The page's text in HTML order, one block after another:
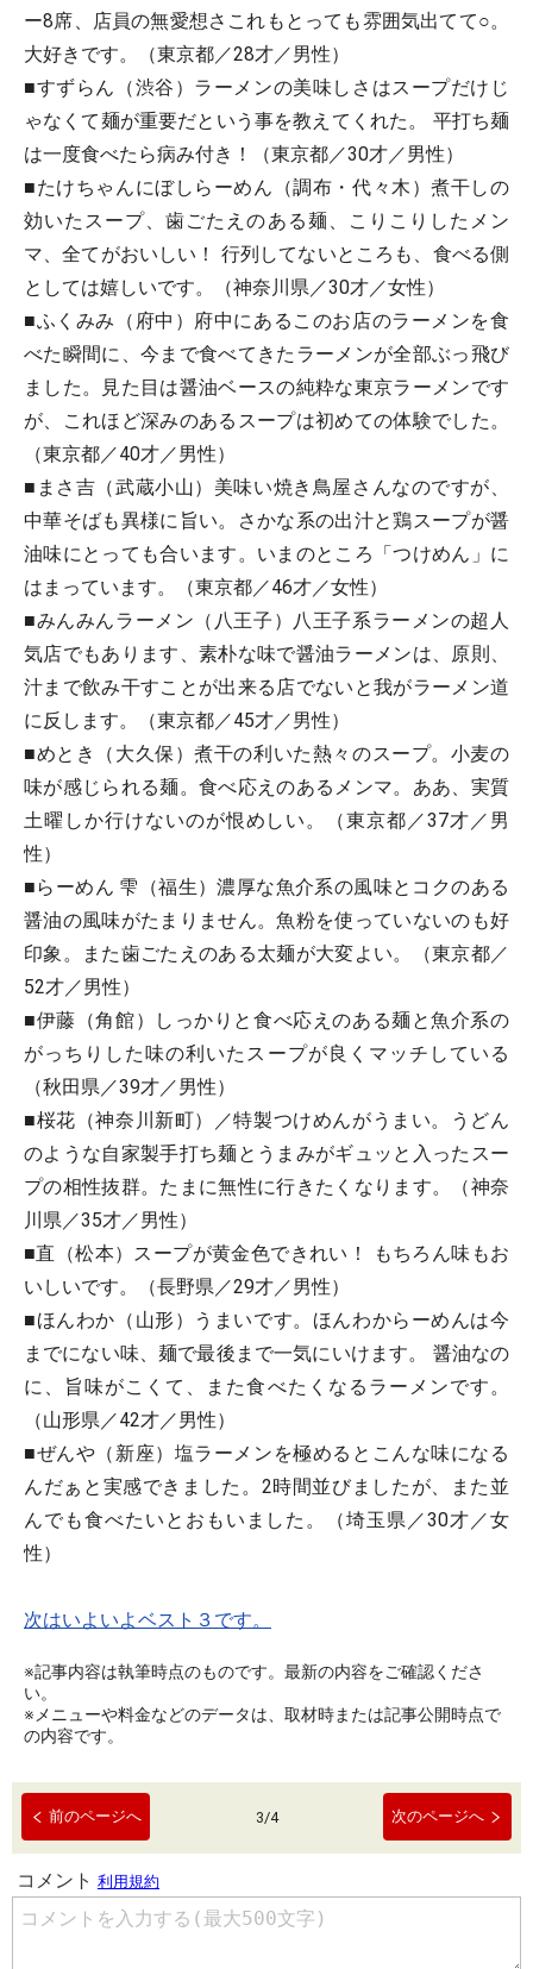
ー8席、店員の無愛想さこれもとっても雰囲気出てて○。
大好きです。（東京都／28才／男性）
■すずらん（渋谷）ラーメンの美味しさはスープだけじ
ゃなくて麺が重要だという事を教えてくれた。 平打ち麺
は一度食べたら病み付き！（東京都／30才／男性）
■たけちゃんにぼしらーめん（調布・代々木）煮干しの
効いたスープ、歯ごたえのある麺、こりこりしたメン
マ、全てがおいしい！ 行列してないところも、食べる側
としては嬉しいです。（神奈川県／30才／女性）
■ふくみみ（府中）府中にあるこのお店のラーメンを食
べた瞬間に、今まで食べてきたラーメンが全部ぶっ飛び
ました。見た目は醤油ベースの純粋な東京ラーメンです
が、これほど深みのあるスープは初めての体験でした。
（東京都／40才／男性）
■まさ吉（武蔵小山）美味い焼き鳥屋さんなのですが、
中華そばも異様に旨い。さかな系の出汁と鶏スープが醤
油味にとっても合います。いまのところ「つけめん」に
はまっています。（東京都／46才／女性）
■みんみんラーメン（八王子）八王子系ラーメンの超人
気店でもあります、素朴な味で醤油ラーメンは、原則、
汁まで飲み干すことが出来る店でないと我がラーメン道
に反します。（東京都／45才／男性）
■めとき（大久保）煮干の利いた熱々のスープ。小麦の
味が感じられる麺。食べ応えのあるメンマ。ああ、実質
土曜しか行けないのが恨めしい。（東京都／37才／男
性）
■らーめん 雫（福生）濃厚な魚介系の風味とコクのある
醤油の風味がたまりません。魚粉を使っていないのも好
印象。また歯ごたえのある太麺が大変よい。（東京都／
52才／男性）
■伊藤（角館）しっかりと食べ応えのある麺と魚介系の
がっちりした味の利いたスープが良くマッチしている
（秋田県／39才／男性）
■桜花（神奈川新町）／特製つけめんがうまい。うどん
のような自家製手打ち麺とうまみがギュッと入ったスー
プの相性抜群。たまに無性に行きたくなります。（神奈
川県／35才／男性）
■直（松本）スープが黄金色できれい！ もちろん味もお
いしいです。（長野県／29才／男性）
■ほんわか（山形）うまいです。ほんわからーめんは今
までにない味、麺で最後まで一気にいけます。 醤油なの
に、旨味がこくて、また食べたくなるラーメンです。
（山形県／42才／男性）
■ぜんや（新座）塩ラーメンを極めるとこんな味になる
んだぁと実感できました。2時間並びましたが、また並
んでも食べたいとおもいました。（埼玉県／30才／女
性）
次はいよいよベスト３です。
※記事内容は執筆時点のものです。最新の内容をご確認くださ
い。
※メニューや料金などのデータは、取材時または記事公開時点で
の内容です。
前のページへ 3/4 次のページへ